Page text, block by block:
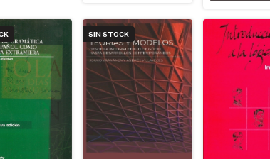
SIN STOCK